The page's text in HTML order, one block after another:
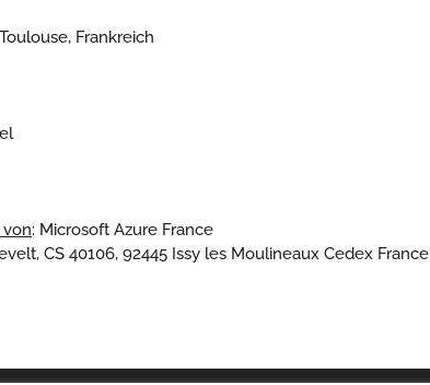
Frankreich
: Microsoft Azure France
CS 40106, 92445 Issy les Moulineaux Cedex France